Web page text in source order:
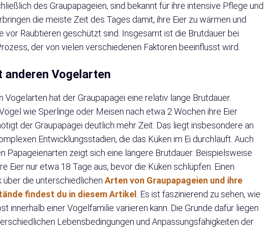
des Graupapageien, sind bekannt für ihre intensive Pflege und
die meiste Zeit des Tages damit, ihre Eier zu wärmen und
vor Raubtieren geschützt sind. Insgesamt ist die Brutdauer bei
der von vielen verschiedenen Faktoren beeinflusst wird.
anderen Vogelarten
Vogelarten hat der Graupapagei eine relativ lange Brutdauer.
wie Sperlinge oder Meisen nach etwa 2 Wochen ihre Eier
der Graupapagei deutlich mehr Zeit. Das liegt insbesondere an
Entwicklungsstadien, die das Küken im Ei durchläuft. Auch
Papageienarten zeigt sich eine längere Brutdauer. Beispielsweise
Eier nur etwa 18 Tage aus, bevor die Küken schlüpfen. Einen
die unterschiedlichen Arten von Graupapageien und ihre
findest du in diesem Artikel . Es ist faszinierend zu sehen, wie
innerhalb einer Vogelfamilie variieren kann. Die Gründe dafür liegen
Lebensbedingungen und Anpassungsfähigkeiten der